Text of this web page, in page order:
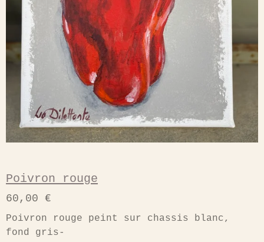
Poivron rouge
60,00 €
Poivron rouge peint sur chassis blanc,
fond gris-